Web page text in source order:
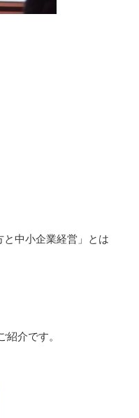
中小企業経営」とは
介です。